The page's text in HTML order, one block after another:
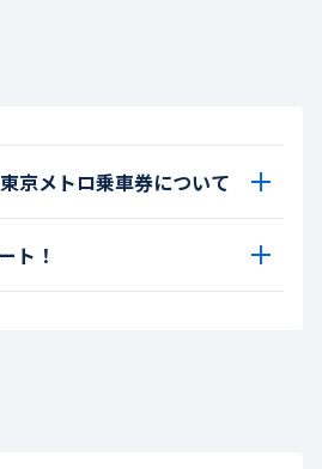
東京メトロ乗車券について
ト！